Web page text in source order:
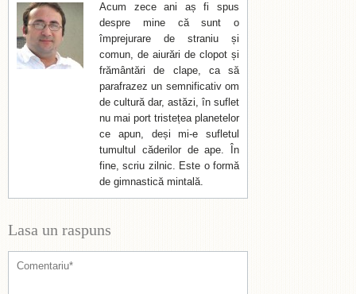
Acum zece ani aș fi spus
despre mine că sunt o
împrejurare de straniu și
comun, de aiurări de clopot și
frământări de clape, ca să
parafrazez un semnificativ om
de cultură dar, astăzi, în suflet
nu mai port tristețea planetelor
ce apun, deși mi-e sufletul
tumultul căderilor de ape. În
fine, scriu zilnic. Este o formă
de gimnastică mintală.
Lasa un raspuns